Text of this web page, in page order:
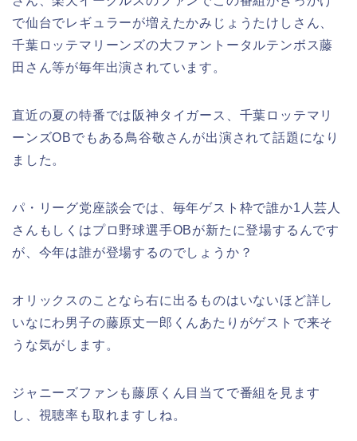
で仙台でレギュラーが増えたかみじょうたけしさん、
千葉ロッテマリーンズの大ファントータルテンボス藤
田さん等が毎年出演されています。
直近の夏の特番では阪神タイガース、千葉ロッテマリ
ーンズOBでもある鳥谷敬さんが出演されて話題になり
ました。
パ・リーグ党座談会では、毎年ゲスト枠で誰か1人芸人
さんもしくはプロ野球選手OBが新たに登場するんです
が、今年は誰が登場するのでしょうか？
オリックスのことなら右に出るものはいないほど詳し
いなにわ男子の藤原丈一郎くんあたりがゲストで来そ
うな気がします。
ジャニーズファンも藤原くん目当てで番組を見ます
し、視聴率も取れますしね。